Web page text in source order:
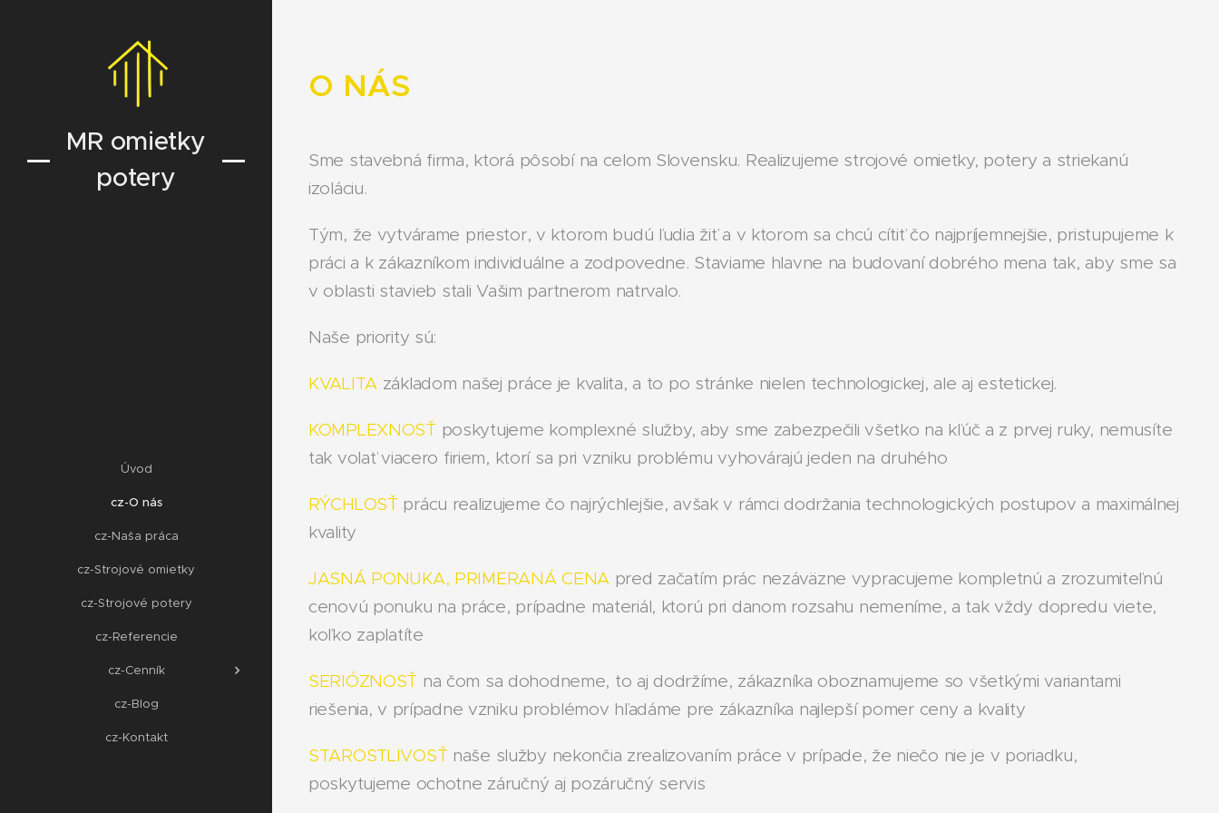
MR omietky
potery
Úvod
cz-O nás
cz-Naša práca
cz-Strojové omietky
cz-Strojové potery
cz-Referencie
cz-Cenník
cz-Blog
cz-Kontakt
O NÁS
Sme stavebná firma, ktorá pôsobí na celom Slovensku. Realizujeme strojové omietky, potery a striekanú
izoláciu.
Tým, že vytvárame priestor, v ktorom budú ľudia žiť a v ktorom sa chcú cítiť čo najpríjemnejšie, pristupujeme k
práci a k zákazníkom individuálne a zodpovedne. Staviame hlavne na budovaní dobrého mena tak, aby sme sa
v oblasti stavieb stali Vašim partnerom natrvalo.
Naše priority sú:
KVALITA základom našej práce je kvalita, a to po stránke nielen technologickej, ale aj estetickej.
KOMPLEXNOSŤ poskytujeme komplexné služby, aby sme zabezpečili všetko na kľúč a z prvej ruky, nemusíte
tak volať viacero firiem, ktorí sa pri vzniku problému vyhovárajú jeden na druhého
RÝCHLOSŤ prácu realizujeme čo najrýchlejšie, avšak v rámci dodržania technologických postupov a maximálnej
kvality
JASNÁ PONUKA, PRIMERANÁ CENA pred začatím prác nezáväzne vypracujeme kompletnú a zrozumiteľnú
cenovú ponuku na práce, prípadne materiál, ktorú pri danom rozsahu nemeníme, a tak vždy dopredu viete,
koľko zaplatíte
SERIÓZNOSŤ na čom sa dohodneme, to aj dodržíme, zákazníka oboznamujeme so všetkými variantami
riešenia, v prípadne vzniku problémov hľadáme pre zákazníka najlepší pomer ceny a kvality
STAROSTLIVOSŤ naše služby nekončia zrealizovaním práce v prípade, že niečo nie je v poriadku,
poskytujeme ochotne záručný aj pozáručný servis